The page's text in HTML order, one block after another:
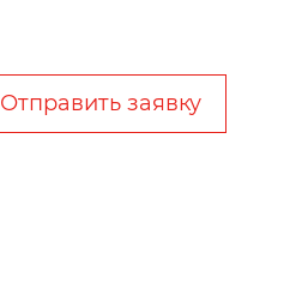
Отправить заявку